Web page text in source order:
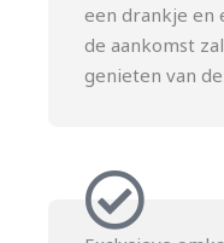
een drankje en
de aankomst
genieten van